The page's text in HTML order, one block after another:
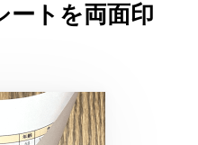
ートを両面印